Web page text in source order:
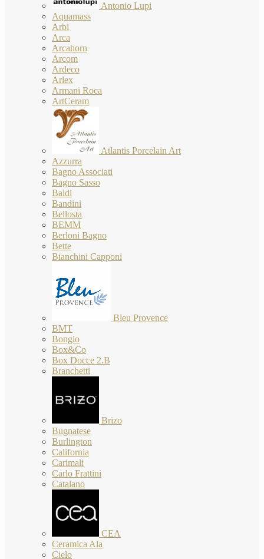
Antonio Lupi
Aquamass
Arbi
Arca
Arcahorn
Arcom
Ardeco
Arlex
Armani Roca
ArtCeram
Atlantis Porcelain Art
Azzurra
Bagno Associati
Bagno Sasso
Baldi
Bandini
Bellosta
BEMM
Berloni Bagno
Bette
Bianchini Capponi
Bleu Provence
BMT
Bongio
Box&Co
Box Docce 2.B
Branchetti
Brizo
Bugnatese
Burlington
California
Carimali
Carlo Frattini
Catalano
CEA
Ceramica Ala
Cielo